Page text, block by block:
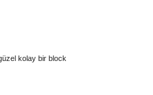
kolay bir block